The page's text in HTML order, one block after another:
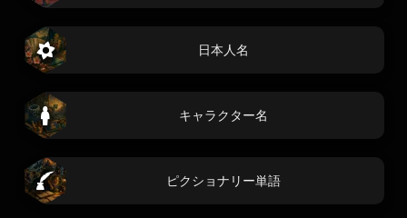
日本人名
キャラクター名
ピクショナリー単語